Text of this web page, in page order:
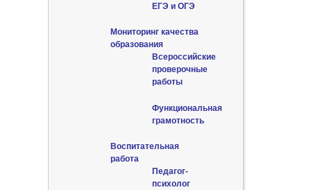
ЕГЭ и ОГЭ
Мониторинг качества
образования
Всероссийские
проверочные
работы
Функциональная
грамотность
Воспитательная
работа
Педагог-
психолог